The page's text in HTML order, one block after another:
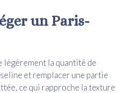
un Paris-
légèrement la quantité de
et remplacer une partie
ce qui rapproche la texture